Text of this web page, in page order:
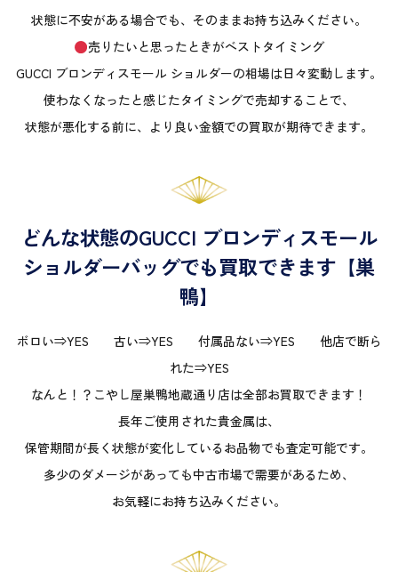
状態に不安がある場合でも、そのままお持ち込みください。
売りたいと思ったときがベストタイミング
GUCCI ブロンディスモール ショルダーの相場は日々変動します。
使わなくなったと感じたタイミングで売却することで、
状態が悪化する前に、より良い金額での買取が期待できます。
どんな状態のGUCCI ブロンディスモール
ショルダーバッグでも買取できます【巣
鴨】
ボロい⇒YES 古い⇒YES 付属品ない⇒YES 他店で断ら
れた⇒YES
なんと！？こやし屋巣鴨地蔵通り店は全部お買取できます！
長年ご使用された貴金属は、
保管期間が長く状態が変化しているお品物でも査定可能です。
多少のダメージがあっても中古市場で需要があるため、
お気軽にお持ち込みください。